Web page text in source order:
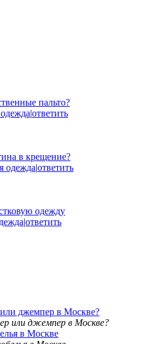
пальто?
|ответить
в крещение?
одежда|ответить
одежду
|ответить
или джемпер в Москве?
в Москве